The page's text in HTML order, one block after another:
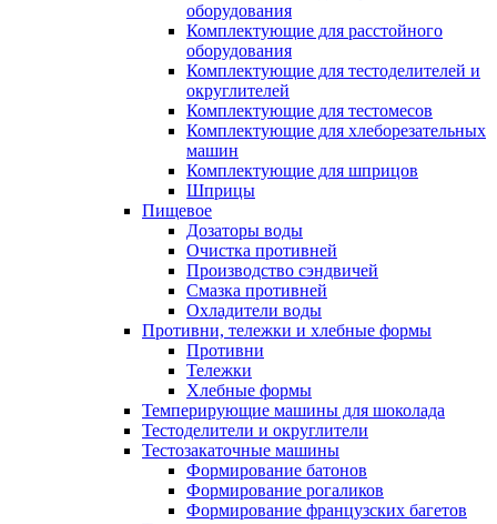
оборудования
Комплектующие для расстойного
оборудования
Комплектующие для тестоделителей и
округлителей
Комплектующие для тестомесов
Комплектующие для хлеборезательных
машин
Комплектующие для шприцов
Шприцы
Пищевое
Дозаторы воды
Очистка противней
Производство сэндвичей
Смазка противней
Охладители воды
Противни, тележки и хлебные формы
Противни
Тележки
Хлебные формы
Темперирующие машины для шоколада
Тестоделители и округлители
Тестозакаточные машины
Формирование батонов
Формирование рогаликов
Формирование французских багетов